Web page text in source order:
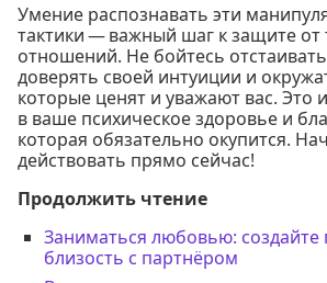
Умение распознавать эти
тактики — важный шаг к защите от
отношений. Не бойтесь
доверять своей интуиции и
которые ценят и уважают вас. Это
в ваше психическое здоровье и
которая обязательно окупится.
действовать прямо сейчас!
Продолжить чтение
Заниматься любовью: создайте
близость с партнёром